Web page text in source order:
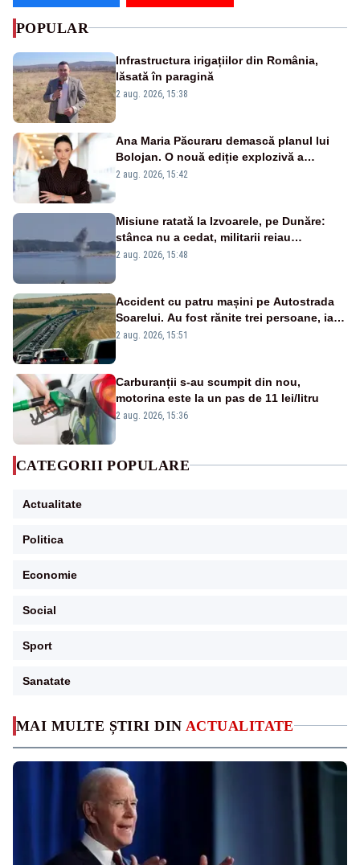
MAI MULTE ȘTIRI DIN ACTUALITATE
POPULAR
Infrastructura irigațiilor din România,
lăsată în paragină
2 aug. 2026, 15:38
Ana Maria Păcuraru demască planul lui
Bolojan. O nouă ediție explozivă a
emisiunii „Miza Zilei” la Realitatea PLUS
2 aug. 2026, 15:42
Misiune ratată la Izvoarele, pe Dunăre:
stânca nu a cedat, militarii reiau
detonările luni – VIDEO
2 aug. 2026, 15:48
Accident cu patru mașini pe Autostrada
Soarelui. Au fost rănite trei persoane, iar
traficul se desfășoară cu dificultate
2 aug. 2026, 15:51
Carburanții s-au scumpit din nou,
motorina este la un pas de 11 lei/litru
2 aug. 2026, 15:36
CATEGORII POPULARE
Actualitate
Politica
Economie
Social
Sport
Sanatate